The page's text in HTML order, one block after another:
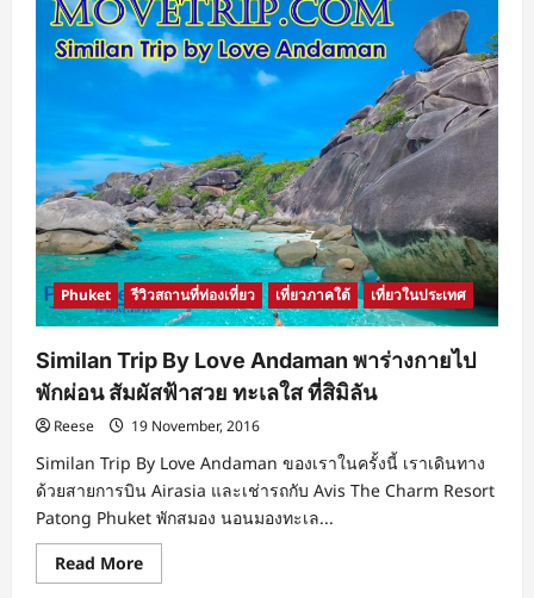
อาหาร
อร่อย
บรรยากาศ
น่า
รัก
ดื่ม
อาหาร
แสน
พิเศษ
ร้าน
อาหาร
แนะนำ
ภูเก็ต
Phuket รีวิวสถานที่ท่องเที่ยว เที่ยวภาคใต้ เที่ยวในประเทศ
Similan Trip By Love Andaman พาร่างกายไป
พักผ่อน สัมผัสฟ้าสวย ทะเลใส ที่สิมิลัน
Reese 19 November, 2016
Similan Trip By Love Andaman ของเราในครั้งนี้ เราเดินทาง
ด้วยสายการบิน Airasia และเช่ารถกับ Avis The Charm Resort
Patong Phuket พักสมอง นอนมองทะเล...
Read MoreRead
more